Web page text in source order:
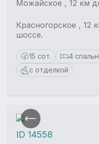
Можайское , 12 км
Красногорское ,
шоссе.
15 сот. 4
с отделкой
ID 14558